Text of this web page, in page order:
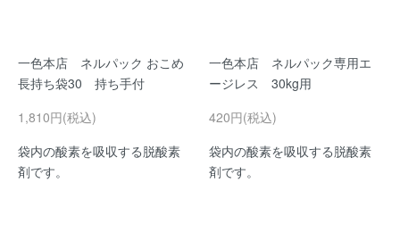
一色本店 ネルパック おこめ
長持ち袋30 持ち手付
1,810円(税込)
袋内の酸素を吸収する脱酸素
剤です。
一色本店 ネルパック専用エ
ージレス 30kg用
420円(税込)
袋内の酸素を吸収する脱酸素
剤です。